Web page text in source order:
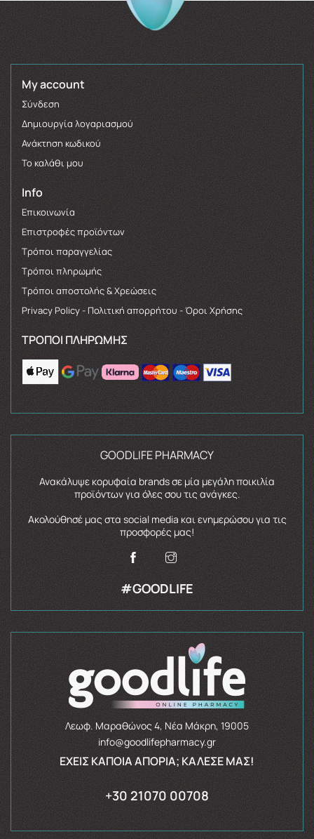
My account
Σύνδεση
Δημιουργία λογαριασμού
Ανάκτηση κωδικού
Το καλάθι μου
Info
Επικοινωνία
Επιστροφές προϊόντων
Τρόποι παραγγελίας
Τρόποι πληρωμής
Τρόποι αποστολής & Χρεώσεις
Privacy Policy - Πολιτική απορρήτου - Όροι Χρήσης
ΤΡΌΠΟΙ ΠΛΗΡΩΜΉΣ
GOODLIFE PHARMACY
Ανακάλυψε κορυφαία brands σε μία μεγάλη ποικιλία
προϊόντων για όλες σου τις ανάγκες.
Ακολούθησέ μας στα social media και ενημερώσου για τις
προσφορές μας!
#GOODLIFE
Λεωφ. Μαραθώνος 4, Νέα Μάκρη, 19005
info@goodlifepharmacy.gr
ΈΧΕΙΣ ΚΆΠΟΙΑ ΑΠΟΡΊΑ; ΚΆΛΕΣΈ ΜΑΣ!
+30 21070 00708